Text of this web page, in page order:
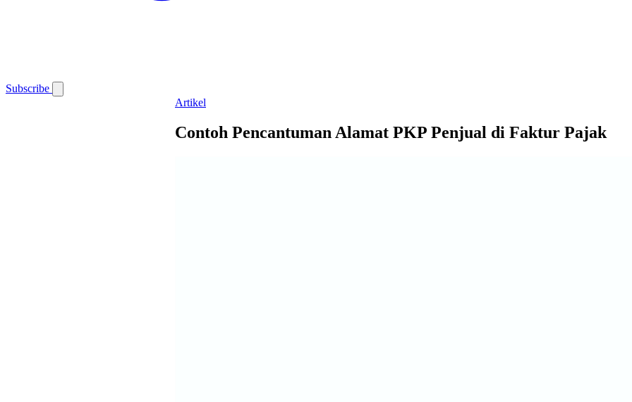
Subscribe
Artikel
Contoh Pencantuman Alamat PKP Penjual di Faktur Pajak